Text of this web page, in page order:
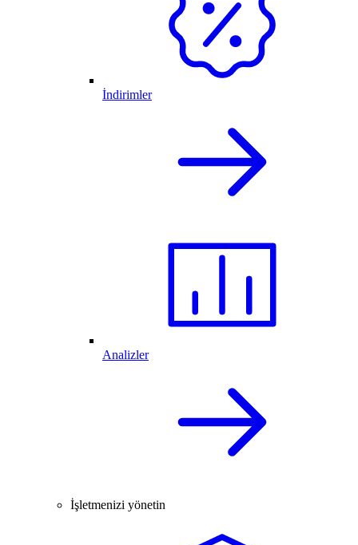
İndirimler
Analizler
İşletmenizi yönetin